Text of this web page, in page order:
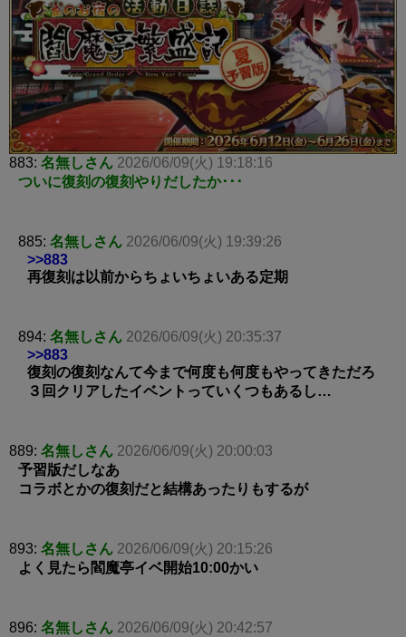
883: 名無しさん 2026/06/09(火) 19:18:16
ついに復刻の復刻やりだしたか･･･
885: 名無しさん 2026/06/09(火) 19:39:26
>>883
再復刻は以前からちょいちょいある定期
894: 名無しさん 2026/06/09(火) 20:35:37
>>883
復刻の復刻なんて今まで何度も何度もやってきただろ
３回クリアしたイベントっていくつもあるし…
889: 名無しさん 2026/06/09(火) 20:00:03
予習版だしなあ
コラボとかの復刻だと結構あったりもするが
893: 名無しさん 2026/06/09(火) 20:15:26
よく見たら閻魔亭イベ開始10:00かい
896: 名無しさん 2026/06/09(火) 20:42:57